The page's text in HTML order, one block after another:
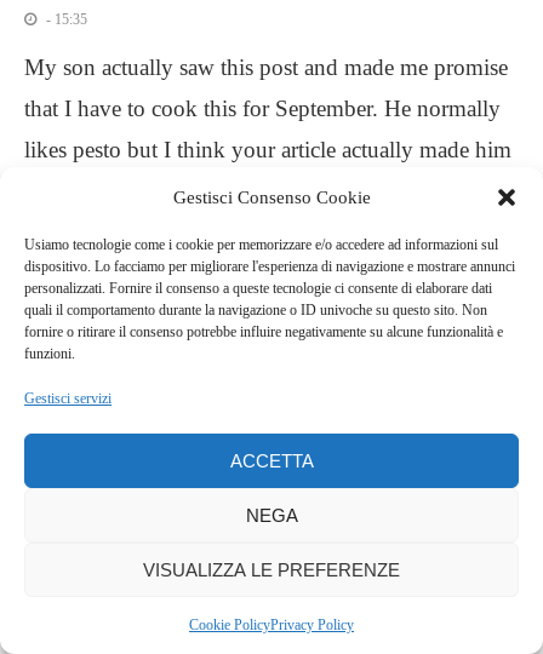
Gestisci Consenso Cookie
Usiamo tecnologie come i cookie per memorizzare e/o accedere ad informazioni sul
dispositivo. Lo facciamo per migliorare l'esperienza di navigazione e mostrare annunci
personalizzati. Fornire il consenso a queste tecnologie ci consente di elaborare dati
quali il comportamento durante la navigazione o ID univoche su questo sito. Non
fornire o ritirare il consenso potrebbe influire negativamente su alcune funzionalità e
funzioni.
Gestisci servizi
ACCETTA
NEGA
VISUALIZZA LE PREFERENZE
Cookie PolicyPrivacy Policy
- 15:35
My son actually saw this post and made me promise
that I have to cook this for September. He normally
likes pesto but I think your article actually made him
want to try this. It looks appetizing and easy to make
QUELLALUCINANELLACUCINA
- 16:32
Kathy, the recipe is very easy and if your son likes
REPLY
Ho riprovato con la tua ricetta…Buonissimi!!